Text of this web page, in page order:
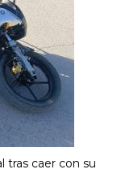
tras caer con su